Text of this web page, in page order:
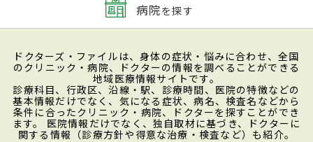
病院を探す
ドクターズ・ファイルは、身体の症状・悩みに合わせ、全国
のクリニック・病院、ドクターの情報を調べることができる
地域医療情報サイトです。
診療科目、行政区、沿線・駅、診療時間、医院の特徴などの
基本情報だけでなく、気になる症状、病名、検査名などから
条件に合ったクリニック・病院、ドクターを探すことができ
ます。 医院情報だけでなく、独自取材に基づき、ドクターに
関する情報（診療方針や得意な治療・検査など）も紹介。